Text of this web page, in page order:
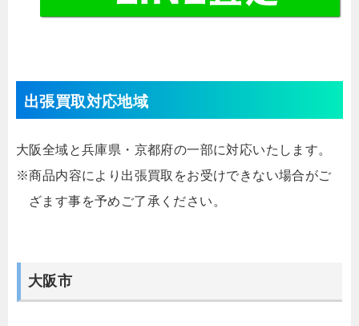
出張買取対応地域
大阪全域と兵庫県・京都府の一部に対応いたします。
※商品内容により出張買取をお受けできない場合がご
ざます事を予めご了承ください。
大阪市